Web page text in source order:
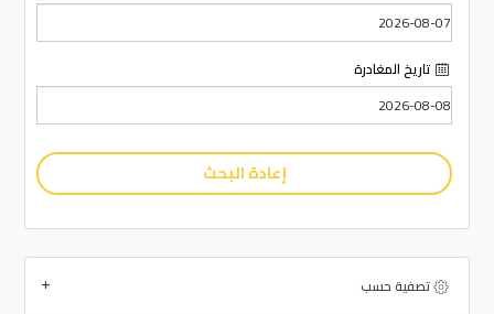
تاريخ المغادرة
إعادة البحث
تصفية حسب